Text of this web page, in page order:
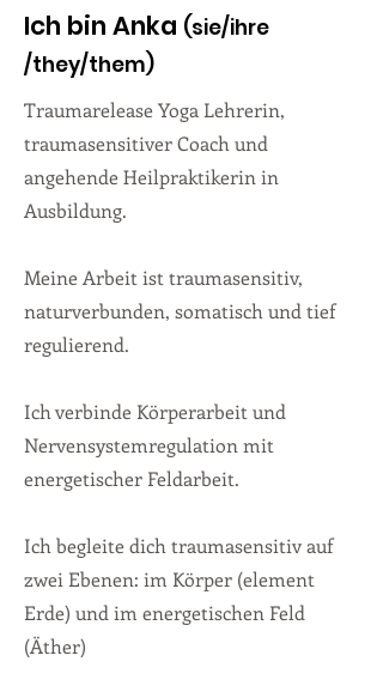
Ich bin Anka (sie/ihre
/they/them)
Traumarelease Yoga Lehrerin,
traumasensitiver Coach und
angehende Heilpraktikerin in
Ausbildung.
Meine Arbeit ist traumasensitiv,
naturverbunden, somatisch und tief
regulierend.
Ich verbinde Körperarbeit und
Nervensystemregulation mit
energetischer Feldarbeit.
Ich begleite dich traumasensitiv auf
zwei Ebenen: im Körper (element
Erde) und im energetischen Feld
(Äther)